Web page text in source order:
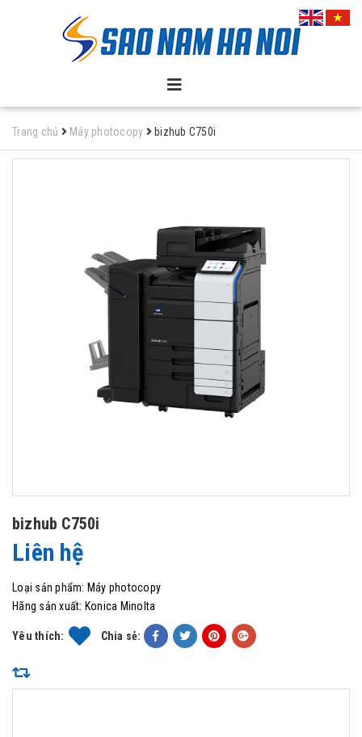
Trang chủ Máy photocopy bizhub C750i
bizhub C750i
Liên hệ
Loại sản phẩm: Máy photocopy
Hãng sản xuất: Konica Minolta
Yêu thích: Chia sẻ: